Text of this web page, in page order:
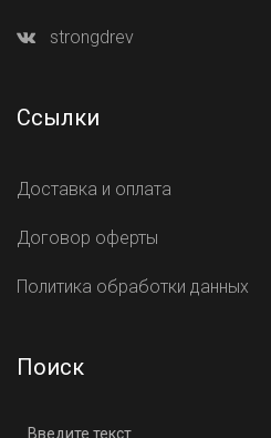
strongdrev
Ссылки
Доставка и оплата
Договор оферты
Политика обработки данных
Поиск